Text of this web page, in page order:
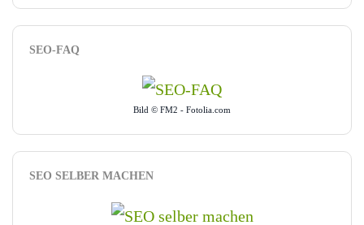
SEO-FAQ
Bild © FM2 - Fotolia.com
SEO SELBER MACHEN